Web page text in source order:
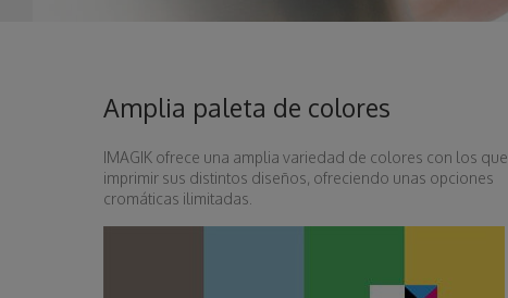
Amplia paleta de colores
IMAGIK ofrece una amplia variedad de colores con los que
imprimir sus distintos diseños, ofreciendo unas opciones
cromáticas ilimitadas.